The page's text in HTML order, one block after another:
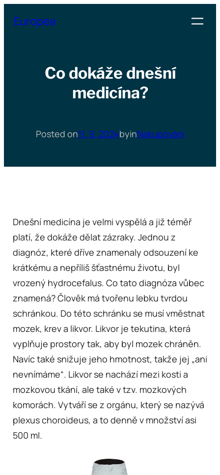
Europea
Co dokáže dnešní
medicína?
Posted on11. 9. 2024byinNakupování
Dnešní medicína je velmi vyspělá a již téměř
platí, že dokáže dělat zázraky. Jednou z
diagnóz, které dříve znamenaly odsouzení ke
krátkému a nepříliš šťastnému životu, byl
vrozený hydrocefalus. Co tato diagnóza vůbec
znamená? Člověk má tvořenu lebku tvrdou
schránkou. Do této schránku se musí vměstnat
mozek, krev a likvor. Likvor je tekutina, která
vyplňuje prostory tak, aby byl mozek chráněn.
Navíc také snižuje jeho hmotnost, takže jej „ani
nevnímáme“. Likvor se nachází mezi kosti a
mozkovou tkání, ale také v tzv. mozkových
komorách. Vytváří se z orgánu, který se nazývá
plexus choroideus, a to denně v množství asi
500 ml.